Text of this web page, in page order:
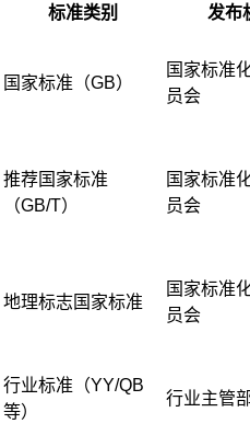
标准类别 发布
国家标准（GB）
国家标准
员会
推荐国家标准
（GB/T）
国家标准
员会
地理标志国家标准
国家标准
员会
行业标准（YY/QB
等）
行业主管